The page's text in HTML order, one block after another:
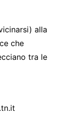
alla
che
tra le